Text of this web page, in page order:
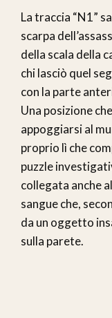
La traccia “N1”
scarpa
della scala della
chi lasciò quel
con la parte
Una posizione
appoggiarsi al
proprio lì che
puzzle
collegata anche
sangue che,
da un oggetto
sulla parete.